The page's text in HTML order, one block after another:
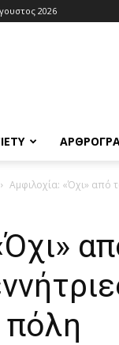
2026
Αμφιλοχία: «Όχι» από